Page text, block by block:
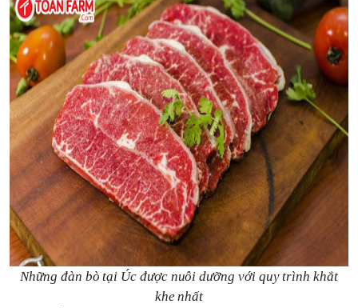
Những đàn bò tại Úc được nuôi dưỡng với quy trình khắt
khe nhất